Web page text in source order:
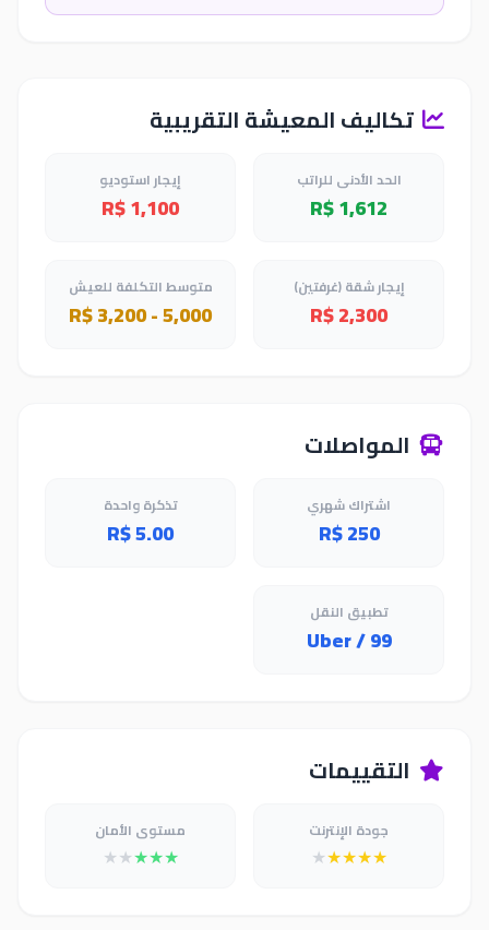
تكاليف المعيشة التقريبية
الحد الأدنى للراتب
R$ 1,612
إيجار استوديو
R$ 1,100
إيجار شقة (غرفتين)
R$ 2,300
متوسط التكلفة للعيش
R$ 3,200 - 5,000
المواصلات
اشتراك شهري
R$ 250
تذكرة واحدة
R$ 5.00
تطبيق النقل
Uber / 99
التقييمات
جودة الإنترنت
★
★
★
★
★
مستوى الأمان
★
★
★
★
★